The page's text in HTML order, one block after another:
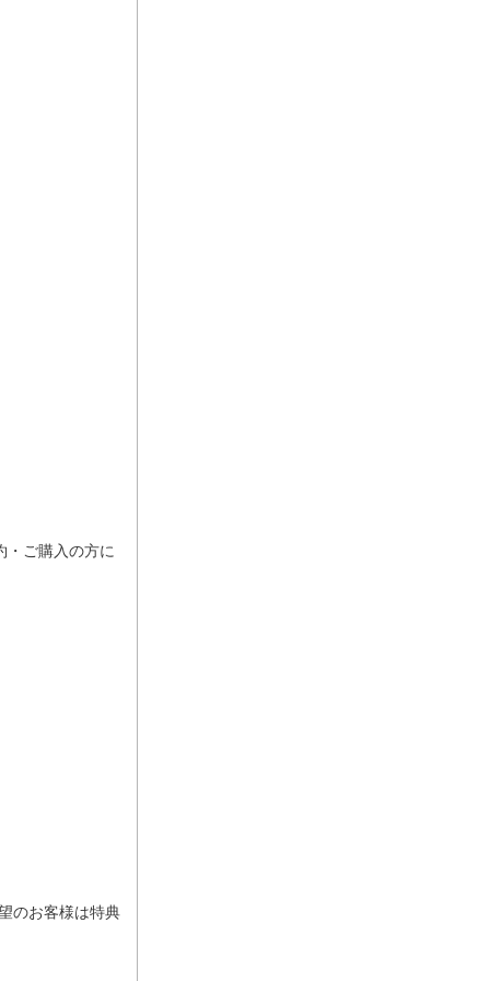
ご購入の方に
のお客様は特典